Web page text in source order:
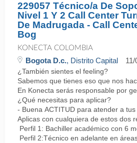
229057 Técnico/a De
Nivel 1 Y 2 Call Center
De Madrugada - Call
Bog
KONECTA COLOMBIA
Bogota D.c., Distrito Capital
¿También sientes el feeling?
Sabemos que tienes eso que nos
En Konecta serás responsable por
¿Qué necesitas para aplicar?
- Buena ACTITUD para atender a
Aplicas con cualquiera de estos dos
Perfil 1: Bachiller académico con 6
Perfil 2:Técnico en adelante en